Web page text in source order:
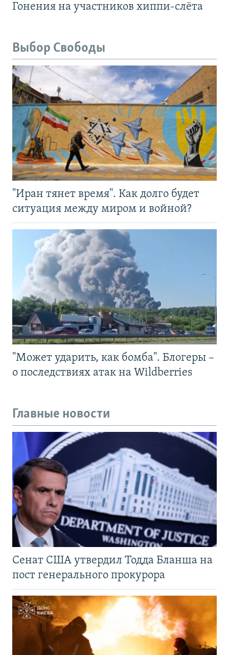
Гонения на участников хиппи-слёта
Выбор Свободы
"Иран тянет время". Как долго будет
ситуация между миром и войной?
"Может ударить, как бомба". Блогеры –
о последствиях атак на Wildberries
Главные новости
Сенат США утвердил Тодда Бланша на
пост генерального прокурора